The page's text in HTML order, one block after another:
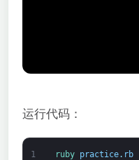
运行代码：
1 ruby practice. rb